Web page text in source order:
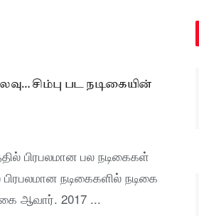
சிம்பு பட நடிகையின்
பிரபலமான பல நடிகைகள்
நடிகைகளில் நடிகை
ஆவார். 2017 ...